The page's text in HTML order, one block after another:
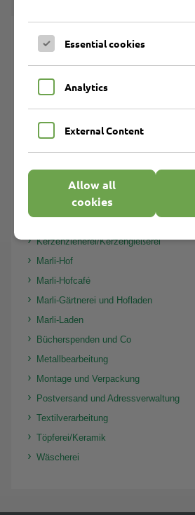
Werkstattarbeitsplätze
Aktenvernichtung
Betriebsgastronomie
Copyshop
Gartenpflege
Holzverarbeitung
Kerzenzieherei/Kerzengießerei
Marli-Hof
Marli-Hofcafé
Marli-Gärtnerei und Hofladen
Marli-Laden
Bücherspenden und Co
Metallbearbeitung
Montage und Verpackung
Postversand und Adressverwaltung
Textilverarbeitung
Töpferei/Keramik
Wäscherei
Essential cookies
Analytics
External Content
Allow all
cookies